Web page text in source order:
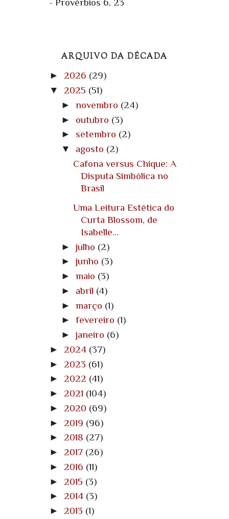
ARQUIVO DA DÉCADA
► 2026 (29)
▼ 2025 (51)
► novembro (24)
► outubro (3)
► setembro (2)
▼ agosto (2)
Cafona versus Chique: A
Disputa Simbólica no
Brasil
Uma Leitura Estética do
Curta Blossom, de
Isabelle...
►julho (2)
►junho (3)
► maio (3)
► abril (4)
► março (1)
► fevereiro (1)
►janeiro (6)
► 2024 (37)
► 2023 (61)
► 2022 (41)
► 2021 (104)
► 2020 (69)
► 2019 (96)
► 2018 (27)
► 2017 (26)
► 2016 (11)
► 2015 (3)
► 2014 (3)
► 2013 (1)